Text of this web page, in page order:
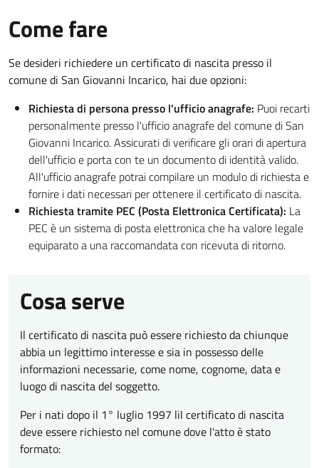
Come fare
Se desideri richiedere un certificato di nascita presso il
comune di San Giovanni Incarico, hai due opzioni:
Richiesta di persona presso l'ufficio anagrafe: Puoi recarti
personalmente presso l'ufficio anagrafe del comune di San
Giovanni Incarico. Assicurati di verificare gli orari di apertura
dell'ufficio e porta con te un documento di identità valido.
All'ufficio anagrafe potrai compilare un modulo di richiesta e
fornire i dati necessari per ottenere il certificato di nascita.
Richiesta tramite PEC (Posta Elettronica Certificata): La
PEC è un sistema di posta elettronica che ha valore legale
equiparato a una raccomandata con ricevuta di ritorno.
Cosa serve
Il certificato di nascita può essere richiesto da chiunque
abbia un legittimo interesse e sia in possesso delle
informazioni necessarie, come nome, cognome, data e
luogo di nascita del soggetto.
Per i nati dopo il 1° luglio 1997 lil certificato di nascita
deve essere richiesto nel comune dove l'atto è stato
formato: